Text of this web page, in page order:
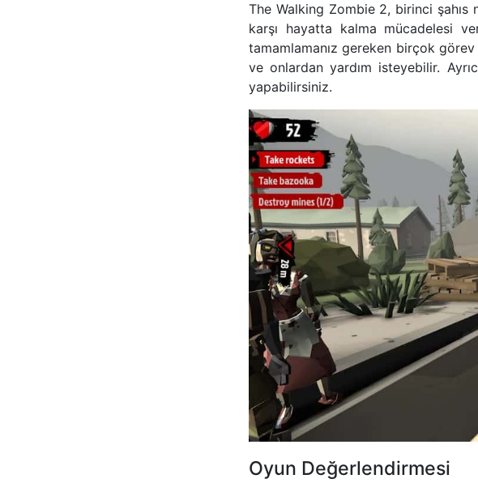
The Walking Zombie 2, birinci şahıs
karşı hayatta kalma mücadelesi
tamamlamanız gereken birçok
ve onlardan yardım isteyebilir.
yapabilirsiniz.
Oyun Değerlendirmesi